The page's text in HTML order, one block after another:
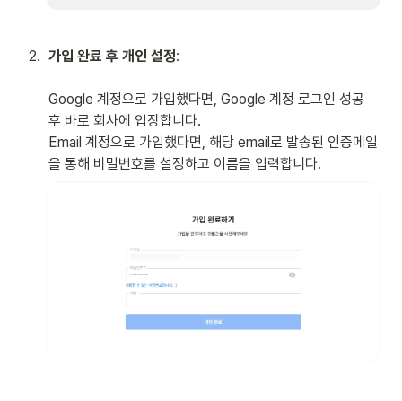
2. 가입 완료 후 개인 설정:
Google 계정으로 가입했다면, Google 계정 로그인 성공
후 바로 회사에 입장합니다.
Email 계정으로 가입했다면, 해당 email로 발송된 인증메일
을 통해 비밀번호를 설정하고 이름을 입력합니다.